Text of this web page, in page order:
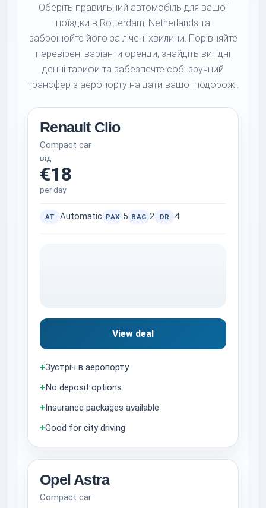
Оберіть правильний автомобіль для вашої
поїздки в Rotterdam, Netherlands та
забронюйте його за лічені хвилини. Порівняйте
перевірені варіанти оренди, знайдіть вигідні
денні тарифи та забезпечте собі зручний
трансфер з аеропорту на дати вашої подорожі.
Renault Clio
Compact car
від
€18
per day
AT Automatic PAX 5 BAG 2 DR 4
View deal
+Зустріч в аеропорту
+No deposit options
+Insurance packages available
+Good for city driving
Opel Astra
Compact car